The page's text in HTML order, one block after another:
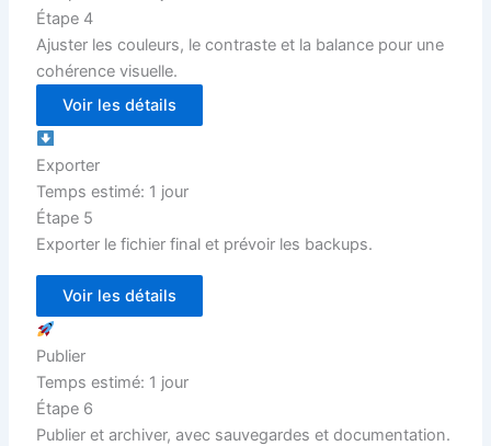
Étape 4
Ajuster les couleurs, le contraste et la balance pour une
cohérence visuelle.
Voir les détails
Exporter
Temps estimé: 1 jour
Étape 5
Exporter le fichier final et prévoir les backups.
Voir les détails
Publier
Temps estimé: 1 jour
Étape 6
Publier et archiver, avec sauvegardes et documentation.